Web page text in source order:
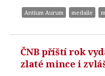
Antium Aurum medaile
ČNB příští rok
zlaté mince i